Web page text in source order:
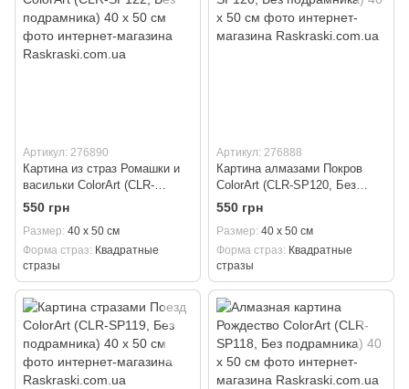
Артикул: 276890
Картина из страз Ромашки и
васильки ColorArt (CLR-
SP122, Без подрамника) 40 х
550 грн
Размер 40 х 50 см
Форма страз
Квадратные
стразы
Артикул: 276888
Картина алмазами Покров
ColorArt (CLR-SP120, Без
подрамника) 40 х 50 см
550 грн
Размер 40 х 50 см
Форма страз
Квадратные
стразы